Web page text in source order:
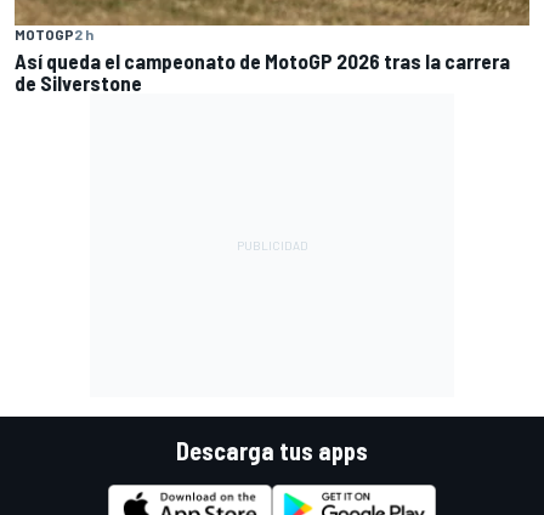
MOTOGP2 h
Así queda el campeonato de MotoGP 2026 tras la carrera
de Silverstone
Descarga tus apps